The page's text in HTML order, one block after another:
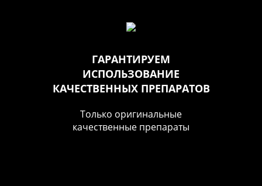
ГАРАНТИРУЕМ
ИСПОЛЬЗОВАНИЕ
КАЧЕСТВЕННЫХ ПРЕПАРАТОВ
Только оригинальные
качественные препараты